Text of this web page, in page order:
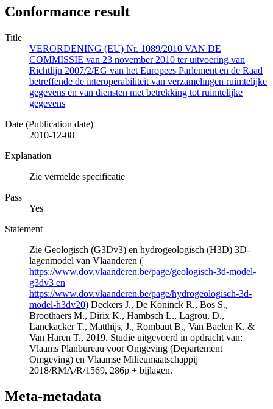
Conformance result
Title
VERORDENING (EU) Nr. 1089/2010 VAN DE
COMMISSIE van 23 november 2010 ter uitvoering van
Richtlijn 2007/2/EG van het Europees Parlement en de Raad
betreffende de interoperabiliteit van verzamelingen ruimtelijke
gegevens en van diensten met betrekking tot ruimtelijke
gegevens
Date (Publication date)
2010-12-08
Explanation
Zie vermelde specificatie
Pass
Yes
Statement
Zie Geologisch (G3Dv3) en hydrogeologisch (H3D) 3D-
lagenmodel van Vlaanderen (
https://www.dov.vlaanderen.be/page/geologisch-3d-model-
g3dv3 en
https://www.dov.vlaanderen.be/page/hydrogeologisch-3d-
model-h3dv20) Deckers J., De Koninck R., Bos S.,
Broothaers M., Dirix K., Hambsch L., Lagrou, D.,
Lanckacker T., Matthijs, J., Rombaut B., Van Baelen K. &
Van Haren T., 2019. Studie uitgevoerd in opdracht van:
Vlaams Planbureau voor Omgeving (Departement
Omgeving) en Vlaamse Milieumaatschappij
2018/RMA/R/1569, 286p + bijlagen.
Meta-metadata